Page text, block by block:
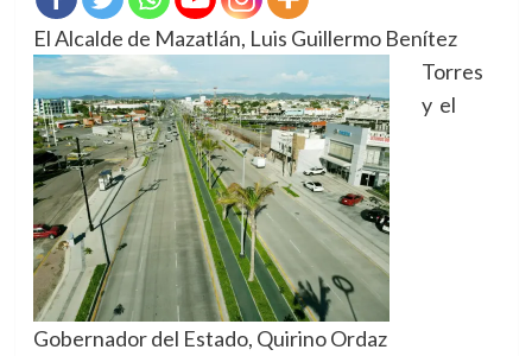
El Alcalde de Mazatlán, Luis Guillermo Benítez
Torres
y el
Gobernador del Estado, Quirino Ordaz